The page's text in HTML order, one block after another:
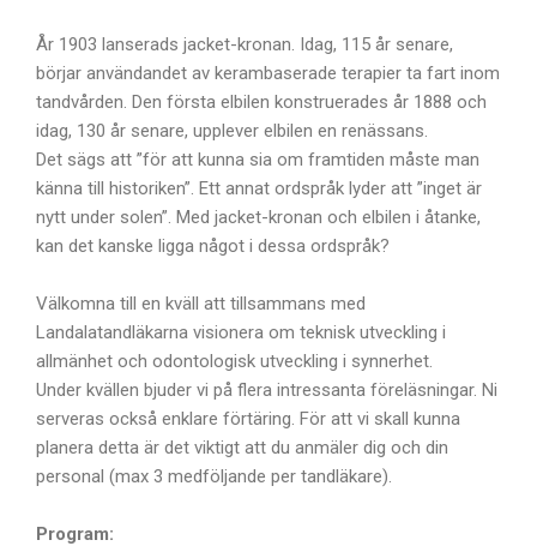
År 1903 lanserads jacket-kronan. Idag, 115 år senare,
börjar användandet av kerambaserade terapier ta fart inom
tandvården. Den första elbilen konstruerades år 1888 och
idag, 130 år senare, upplever elbilen en renässans.
Det sägs att ”för att kunna sia om framtiden måste man
känna till historiken”. Ett annat ordspråk lyder att ”inget är
nytt under solen”. Med jacket-kronan och elbilen i åtanke,
kan det kanske ligga något i dessa ordspråk?
Välkomna till en kväll att tillsammans med
Landalatandläkarna visionera om teknisk utveckling i
allmänhet och odontologisk utveckling i synnerhet.
Under kvällen bjuder vi på flera intressanta föreläsningar. Ni
serveras också enklare förtäring. För att vi skall kunna
planera detta är det viktigt att du anmäler dig och din
personal (max 3 medföljande per tandläkare).
Program: